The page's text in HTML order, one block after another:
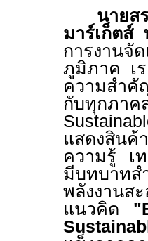
นาย
มาร์เก็ตส์
การงานจั
ภูมิภาค เร
ความสำคั
กับทุกภา
แสดงสินค้
ความรู้ เ
มีบทบาทส
พลังงานส
แนวคิด